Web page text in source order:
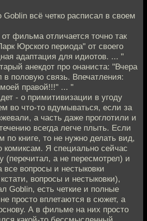
Goblin всё четко расписал в своем
фильма отличается точно так
Юрского периода" от своего
адаптация для идиотов. ... "
анекдот про онаниста: "Вчера
в половую связь. Впечатления:
правой!!!" ... "
- о примитивизации в угоду
во что-то вдумываться, если за
а часть даже проглотили и
всегда легче плыть. Если
книге, то не нужно делать вид,
комиксам. Я специально сейчас
(перечитал, а не пересмотрел) и
все вопросы и нестыковки
вопросы и нестыковки),
Goblin, есть четкие и полные
просто вплетаются в сюжет, а
А в фильме на них просто